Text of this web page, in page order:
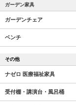
ガーデン家具
ガーデンチェア
ベンチ
その他
ナゼロ 医療福祉家具
受付棚・講演台・風呂桶